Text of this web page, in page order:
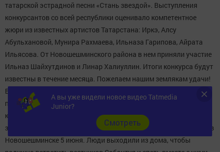
татарской эстрадной песни «Стань звездой». Выступления
конкурсантов со всей республики оценивало компетентное
жюри из известных артистов Татарстана: Иркэ, Алсу
Абульхановой, Мунира Рахмаева, Ильназа Гарипова, Айрата
Ильясова. От Новошешминского района в нем приняли участие
Ильназ Шайхутдинов и Линар Халиуллин. Итоги конкурса будут
известны в течение месяца. Пожелаем нашим землякам удачи!
В канун Сабантуя 26 мая сотрудники РДК провели сбор
полотенец и подарков к Сабантую. В национальных татарских
костюмах артисты ходили по улицам с песнями под баян и
зазывали жителей райцентра на Сабантуй, который состоится в
Новошешминске 5 июня. Люди выходили из дома, чтобы
А вы уже видели новое видео Tatmedia
Junior?
Cмотреть